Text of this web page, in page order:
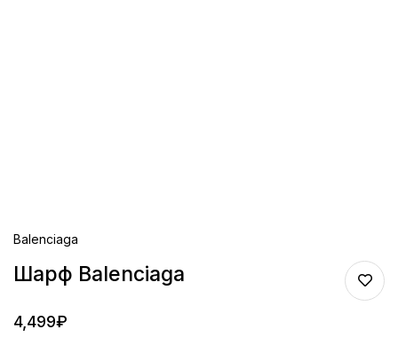
Balenciaga
Шарф Balenciaga
4,499₽